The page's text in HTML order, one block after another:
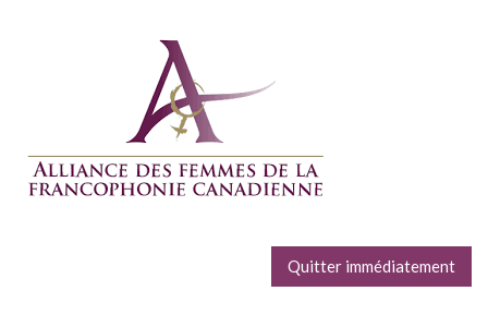
Quitter immédiatement